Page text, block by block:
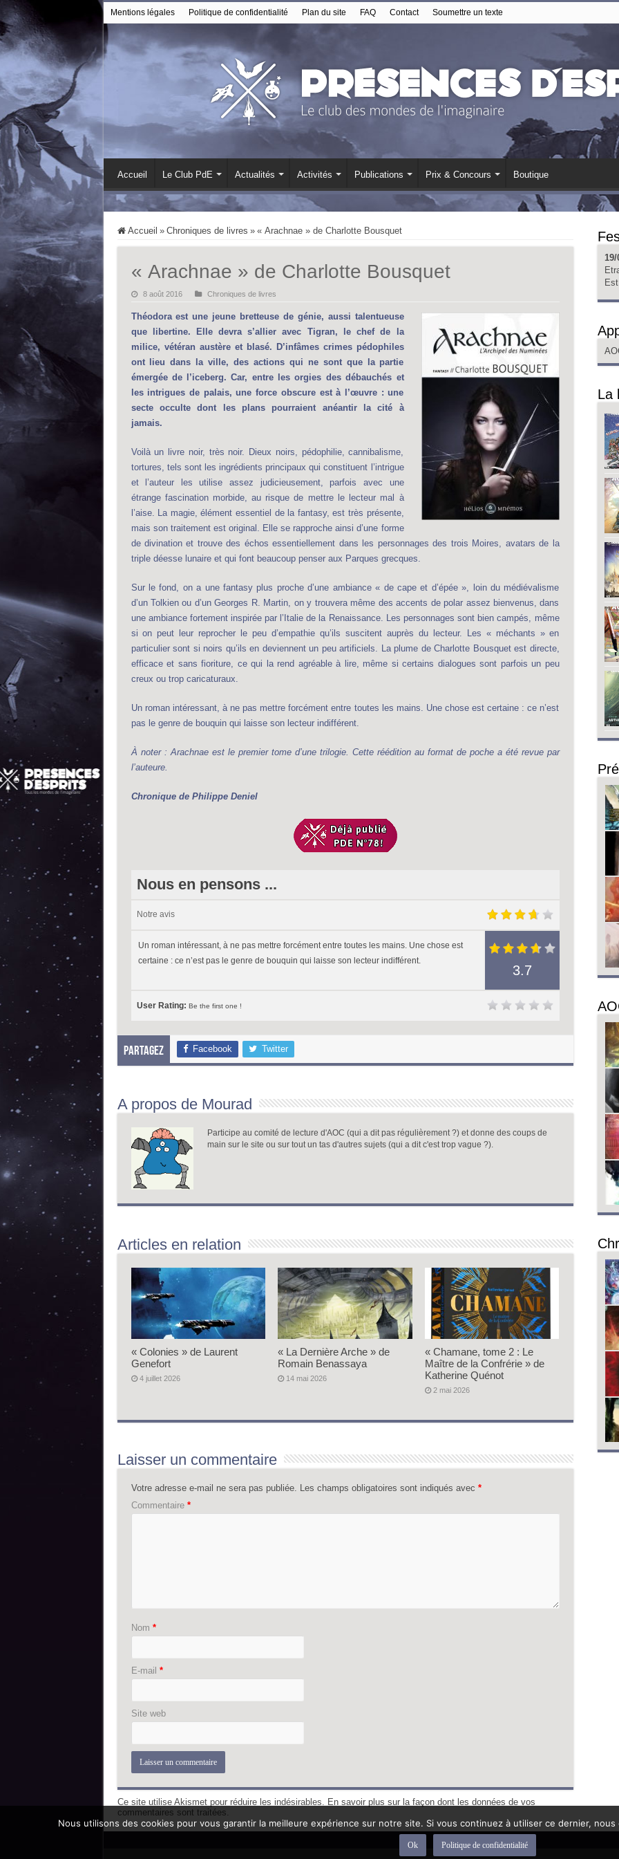
Mentions légales Politique de confidentialité Plan du site FAQ Contact Soumettre un texte
Accueil Le Club PdE Actualités Activités Publications Prix & Concours Boutique
Accueil » Chroniques de livres » « Arachnae » de Charlotte Bousquet
« Arachnae » de Charlotte Bousquet
8 août 2016 Chroniques de livres
Théodora est une jeune bretteuse de génie, aussi talentueuse
que libertine. Elle devra s’allier avec Tigran, le chef de la
milice, vétéran austère et blasé. D’infâmes crimes pédophiles
ont lieu dans la ville, des actions qui ne sont que la partie
émergée de l’iceberg. Car, entre les orgies des débauchés et
les intrigues de palais, une force obscure est à l’œuvre : une
secte occulte dont les plans pourraient anéantir la cité à
jamais.
Voilà un livre noir, très noir. Dieux noirs, pédophilie, cannibalisme,
tortures, tels sont les ingrédients principaux qui constituent l’intrigue
et l’auteur les utilise assez judicieusement, parfois avec une
étrange fascination morbide, au risque de mettre le lecteur mal à
l’aise. La magie, élément essentiel de la fantasy, est très présente,
mais son traitement est original. Elle se rapproche ainsi d’une forme
de divination et trouve des échos essentiellement dans les personnages des trois Moires, avatars de la
triple déesse lunaire et qui font beaucoup penser aux Parques grecques.
Sur le fond, on a une fantasy plus proche d’une ambiance « de cape et d’épée », loin du médiévalisme
d’un Tolkien ou d’un Georges R. Martin, on y trouvera même des accents de polar assez bienvenus, dans
une ambiance fortement inspirée par l’Italie de la Renaissance. Les personnages sont bien campés, même
si on peut leur reprocher le peu d’empathie qu’ils suscitent auprès du lecteur. Les « méchants » en
particulier sont si noirs qu’ils en deviennent un peu artificiels. La plume de Charlotte Bousquet est directe,
efficace et sans fioriture, ce qui la rend agréable à lire, même si certains dialogues sont parfois un peu
creux ou trop caricaturaux.
Un roman intéressant, à ne pas mettre forcément entre toutes les mains. Une chose est certaine : ce n’est
pas le genre de bouquin qui laisse son lecteur indifférent.
À noter : Arachnae est le premier tome d’une trilogie. Cette réédition au format de poche a été revue par
l’auteure.
Chronique de Philippe Deniel
Nous en pensons ...
Notre avis
3.7
Un roman intéressant, à ne pas mettre forcément entre toutes les mains. Une chose est
certaine : ce n’est pas le genre de bouquin qui laisse son lecteur indifférent.
User Rating: Be the first one !
Partagez Facebook Twitter
A propos de Mourad
Participe au comité de lecture d'AOC (qui a dit pas régulièrement ?) et donne des coups de
main sur le site ou sur tout un tas d'autres sujets (qui a dit c'est trop vague ?).
Articles en relation
« Colonies » de Laurent
Genefort
4 juillet 2026
« La Dernière Arche » de
Romain Benassaya
14 mai 2026
« Chamane, tome 2 : Le
Maître de la Confrérie » de
Katherine Quénot
2 mai 2026
Laisser un commentaire
Votre adresse e-mail ne sera pas publiée. Les champs obligatoires sont indiqués avec *
Commentaire *
Nom *
E-mail *
Site web
Ce site utilise Akismet pour réduire les indésirables. En savoir plus sur la façon dont les données de vos
commentaires sont traitées.
19/
Est
La
Nous utilisons des cookies pour vous garantir la meilleure expérience sur notre site. Si vous continuez à utiliser ce dernier,
Ok Politique de confidentialité